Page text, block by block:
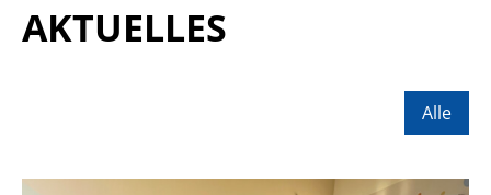
AKTUELLES
Alle